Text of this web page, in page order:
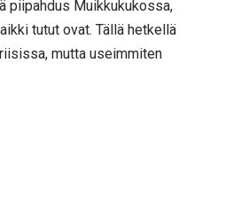
piipahdus Muikkukukossa,
tutut ovat. Tällä hetkellä
mutta useimmiten